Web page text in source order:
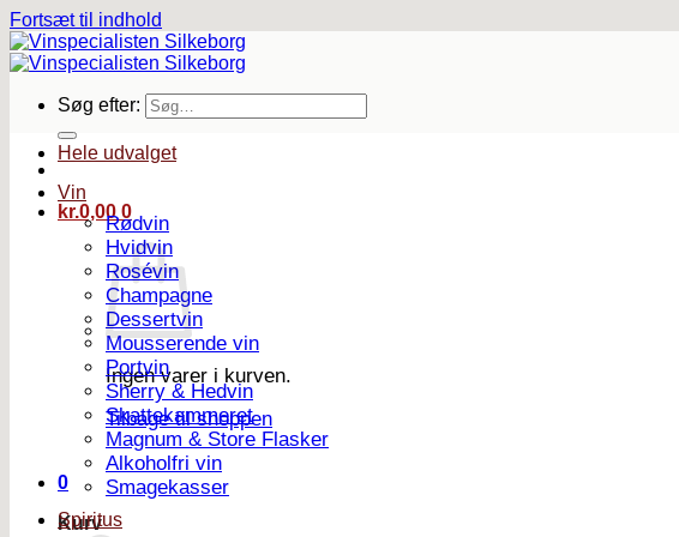
Fortsæt til indhold
Søg efter:
kr.0,00 0
Ingen varer i kurven.
Tilbage til shoppen
0
Kurv
Hele udvalget
Vin
Rødvin
Hvidvin
Rosévin
Champagne
Dessertvin
Mousserende vin
Portvin
Sherry & Hedvin
Skattekammeret
Magnum & Store Flasker
Alkoholfri vin
Smagekasser
Spiritus